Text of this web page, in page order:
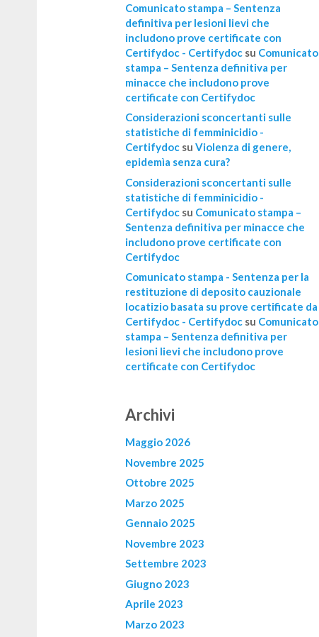
Comunicato stampa – Sentenza
definitiva per lesioni lievi che
includono prove certificate con
Certifydoc - Certifydoc su Comunicato
stampa – Sentenza definitiva per
minacce che includono prove
certificate con Certifydoc
Considerazioni sconcertanti sulle
statistiche di femminicidio -
Certifydoc su Violenza di genere,
epidemìa senza cura?
Considerazioni sconcertanti sulle
statistiche di femminicidio -
Certifydoc su Comunicato stampa –
Sentenza definitiva per minacce che
includono prove certificate con
Certifydoc
Comunicato stampa - Sentenza per la
restituzione di deposito cauzionale
locatizio basata su prove certificate da
Certifydoc - Certifydoc su Comunicato
stampa – Sentenza definitiva per
lesioni lievi che includono prove
certificate con Certifydoc
Archivi
Maggio 2026
Novembre 2025
Ottobre 2025
Marzo 2025
Gennaio 2025
Novembre 2023
Settembre 2023
Giugno 2023
Aprile 2023
Marzo 2023